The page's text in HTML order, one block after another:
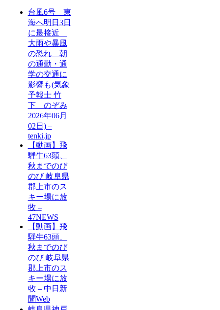
台風6号 東
海へ明日3日
に最接近
大雨や暴風
の恐れ 朝
の通勤・通
学の交通に
影響も(気象
予報士 竹
下 のぞみ
2026年06月
02日) –
tenki.jp
【動画】飛
騨牛63頭、
秋までのび
のび 岐阜県
郡上市のス
キー場に放
牧 –
47NEWS
【動画】飛
騨牛63頭、
秋までのび
のび 岐阜県
郡上市のス
キー場に放
牧 – 中日新
聞Web